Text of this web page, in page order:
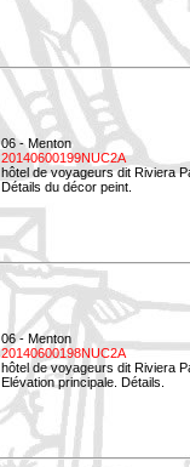
06 - Menton
20140600199NUC2A
hôtel de voyageurs dit Riviera
Détails du décor peint.
06 - Menton
20140600198NUC2A
hôtel de voyageurs dit Riviera
Elévation principale. Détails.